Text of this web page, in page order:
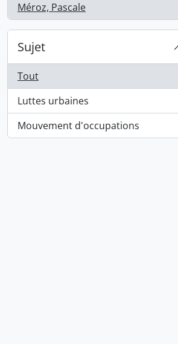
Méroz, Pascale
, 1 résultats
Sujet
Tout
Luttes urbaines
, 1 résultats
Mouvement d'occupations
, 1 résultats